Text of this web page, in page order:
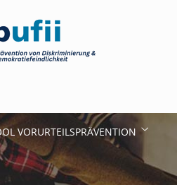
VORURTEILSPRÄVENTION